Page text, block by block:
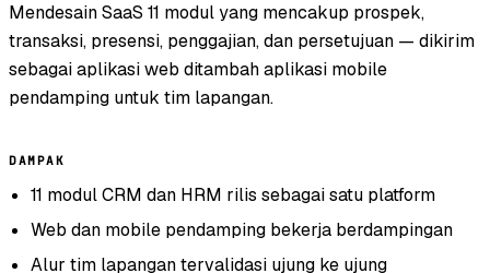
Mendesain SaaS 11 modul yang mencakup prospek,
transaksi, presensi, penggajian, dan persetujuan — dikirim
sebagai aplikasi web ditambah aplikasi mobile
pendamping untuk tim lapangan.
DAMPAK
11 modul CRM dan HRM rilis sebagai satu platform
Web dan mobile pendamping bekerja berdampingan
Alur tim lapangan tervalidasi ujung ke ujung